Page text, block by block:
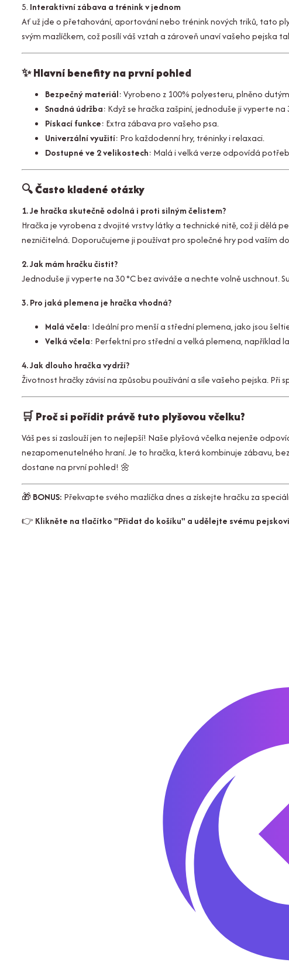
5.Interaktivní zábava a trénink v jednom
Ať už jde o přetahování, aportování nebo trénink nových triků, tato
svým mazlíčkem, což posílí váš vztah a zároveň unaví vašeho pejska
✨Hlavní benefity na první pohled
Bezpečný materiál: Vyrobeno z 100% polyesteru, plněno
Snadná údržba: Když se hračka zašpiní, jednoduše ji vyperte na
Pískací funkce: Extra zábava pro vašeho psa.
Univerzální využití: Pro každodenní hry, tréninky i relaxaci.
Dostupné ve 2 velikostech: Malá i velká verze odpovídá
🔍Často kladené otázky
1. Je hračka skutečně odolná i proti silným čelistem?
Hračka je vyrobena z dvojité vrstvy látky a technické nitě, což ji dělá
nezničitelná. Doporučujeme ji používat pro společné hry pod vaším
2. Jak mám hračku čistit?
Jednoduše ji vyperte na 30 °C bez aviváže a nechte volně uschnout.
3. Pro jaká plemena je hračka vhodná?
Malá včela: Ideální pro menší a střední plemena, jako jsou
Velká včela: Perfektní pro střední a velká plemena, například
4. Jak dlouho hračka vydrží?
Životnost hračky závisí na způsobu používání a síle vašeho pejska.
🛒Proč si pořídit právě tuto plyšovou včelku?
Váš pes si zaslouží jen to nejlepší! Naše plyšová včelka nejenže
nezapomenutelného hraní. Je to hračka, která kombinuje zábavu,
dostane na první pohled! 🌼
🎁 BONUS: Překvapte svého mazlíčka dnes a získejte hračku za
👉 Klikněte na tlačítko "Přidat do košíku" a udělejte svému